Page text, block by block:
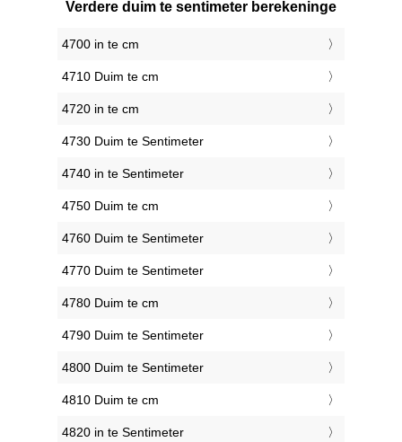
Verdere duim te sentimeter berekeninge
4700 in te cm
4710 Duim te cm
4720 in te cm
4730 Duim te Sentimeter
4740 in te Sentimeter
4750 Duim te cm
4760 Duim te Sentimeter
4770 Duim te Sentimeter
4780 Duim te cm
4790 Duim te Sentimeter
4800 Duim te Sentimeter
4810 Duim te cm
4820 in te Sentimeter